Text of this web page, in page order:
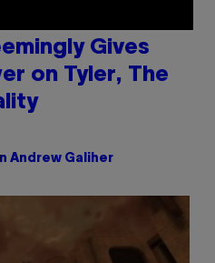
Gives
on Tyler, The
Andrew Galiher